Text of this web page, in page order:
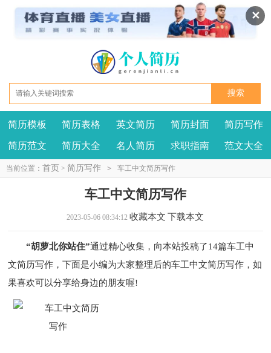
✕
我要投稿 投诉建议
简历模板 简历表格 英文简历 简历封面 简历写作
简历范文 简历大全 名人简历 求职指南 范文大全
当前位置： 首页 > 简历写作 > 车工中文简历写作
车工中文简历写作
2023-05-06 08:34:12 收藏本文 下载本文
“胡萝北你站住”通过精心收集，向本站投稿了14篇车工中
文简历写作，下面是小编为大家整理后的车工中文简历写作，如
果喜欢可以分享给身边的朋友喔!